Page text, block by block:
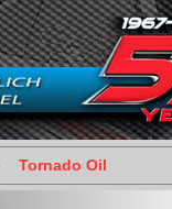
Tornado Oil